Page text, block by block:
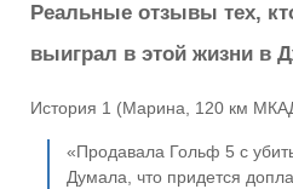
Реальные отзывы тех,
выиграл в этой жизни в
История 1 (Марина, 120 км
«Продавала Гольф 5 с
Думала, что придется